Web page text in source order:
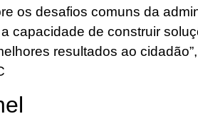
os desafios comuns da
capacidade de construir
resultados ao